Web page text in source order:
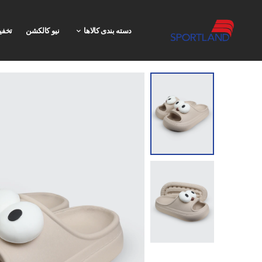
دسته بندی کالاها نیو کالکشن